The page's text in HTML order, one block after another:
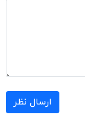
ارسال نظر